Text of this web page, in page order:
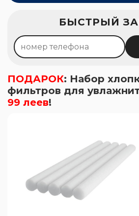
БЫСТРЫЙ
ПОДАРОК: Набор
фильтров для
99 леев!
75леев ×4мес.
Оформить